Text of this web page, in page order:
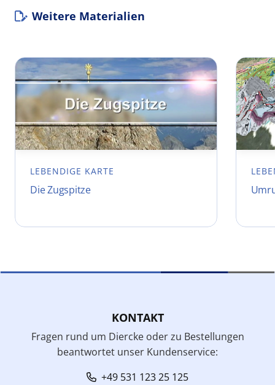
Weitere Materialien
LEBENDIGE KARTE
Die Zugspitze
KONTAKT
Fragen rund um Diercke oder zu Bestellungen
beantwortet unser Kundenservice:
+49 531 123 25 125